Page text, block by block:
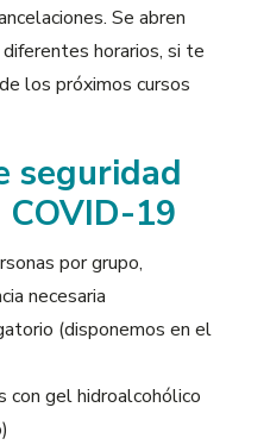
Se abren
horarios, si te
los próximos cursos
seguridad
19
por grupo,
necesaria
(disponemos en el
con gel hidroalcohólico